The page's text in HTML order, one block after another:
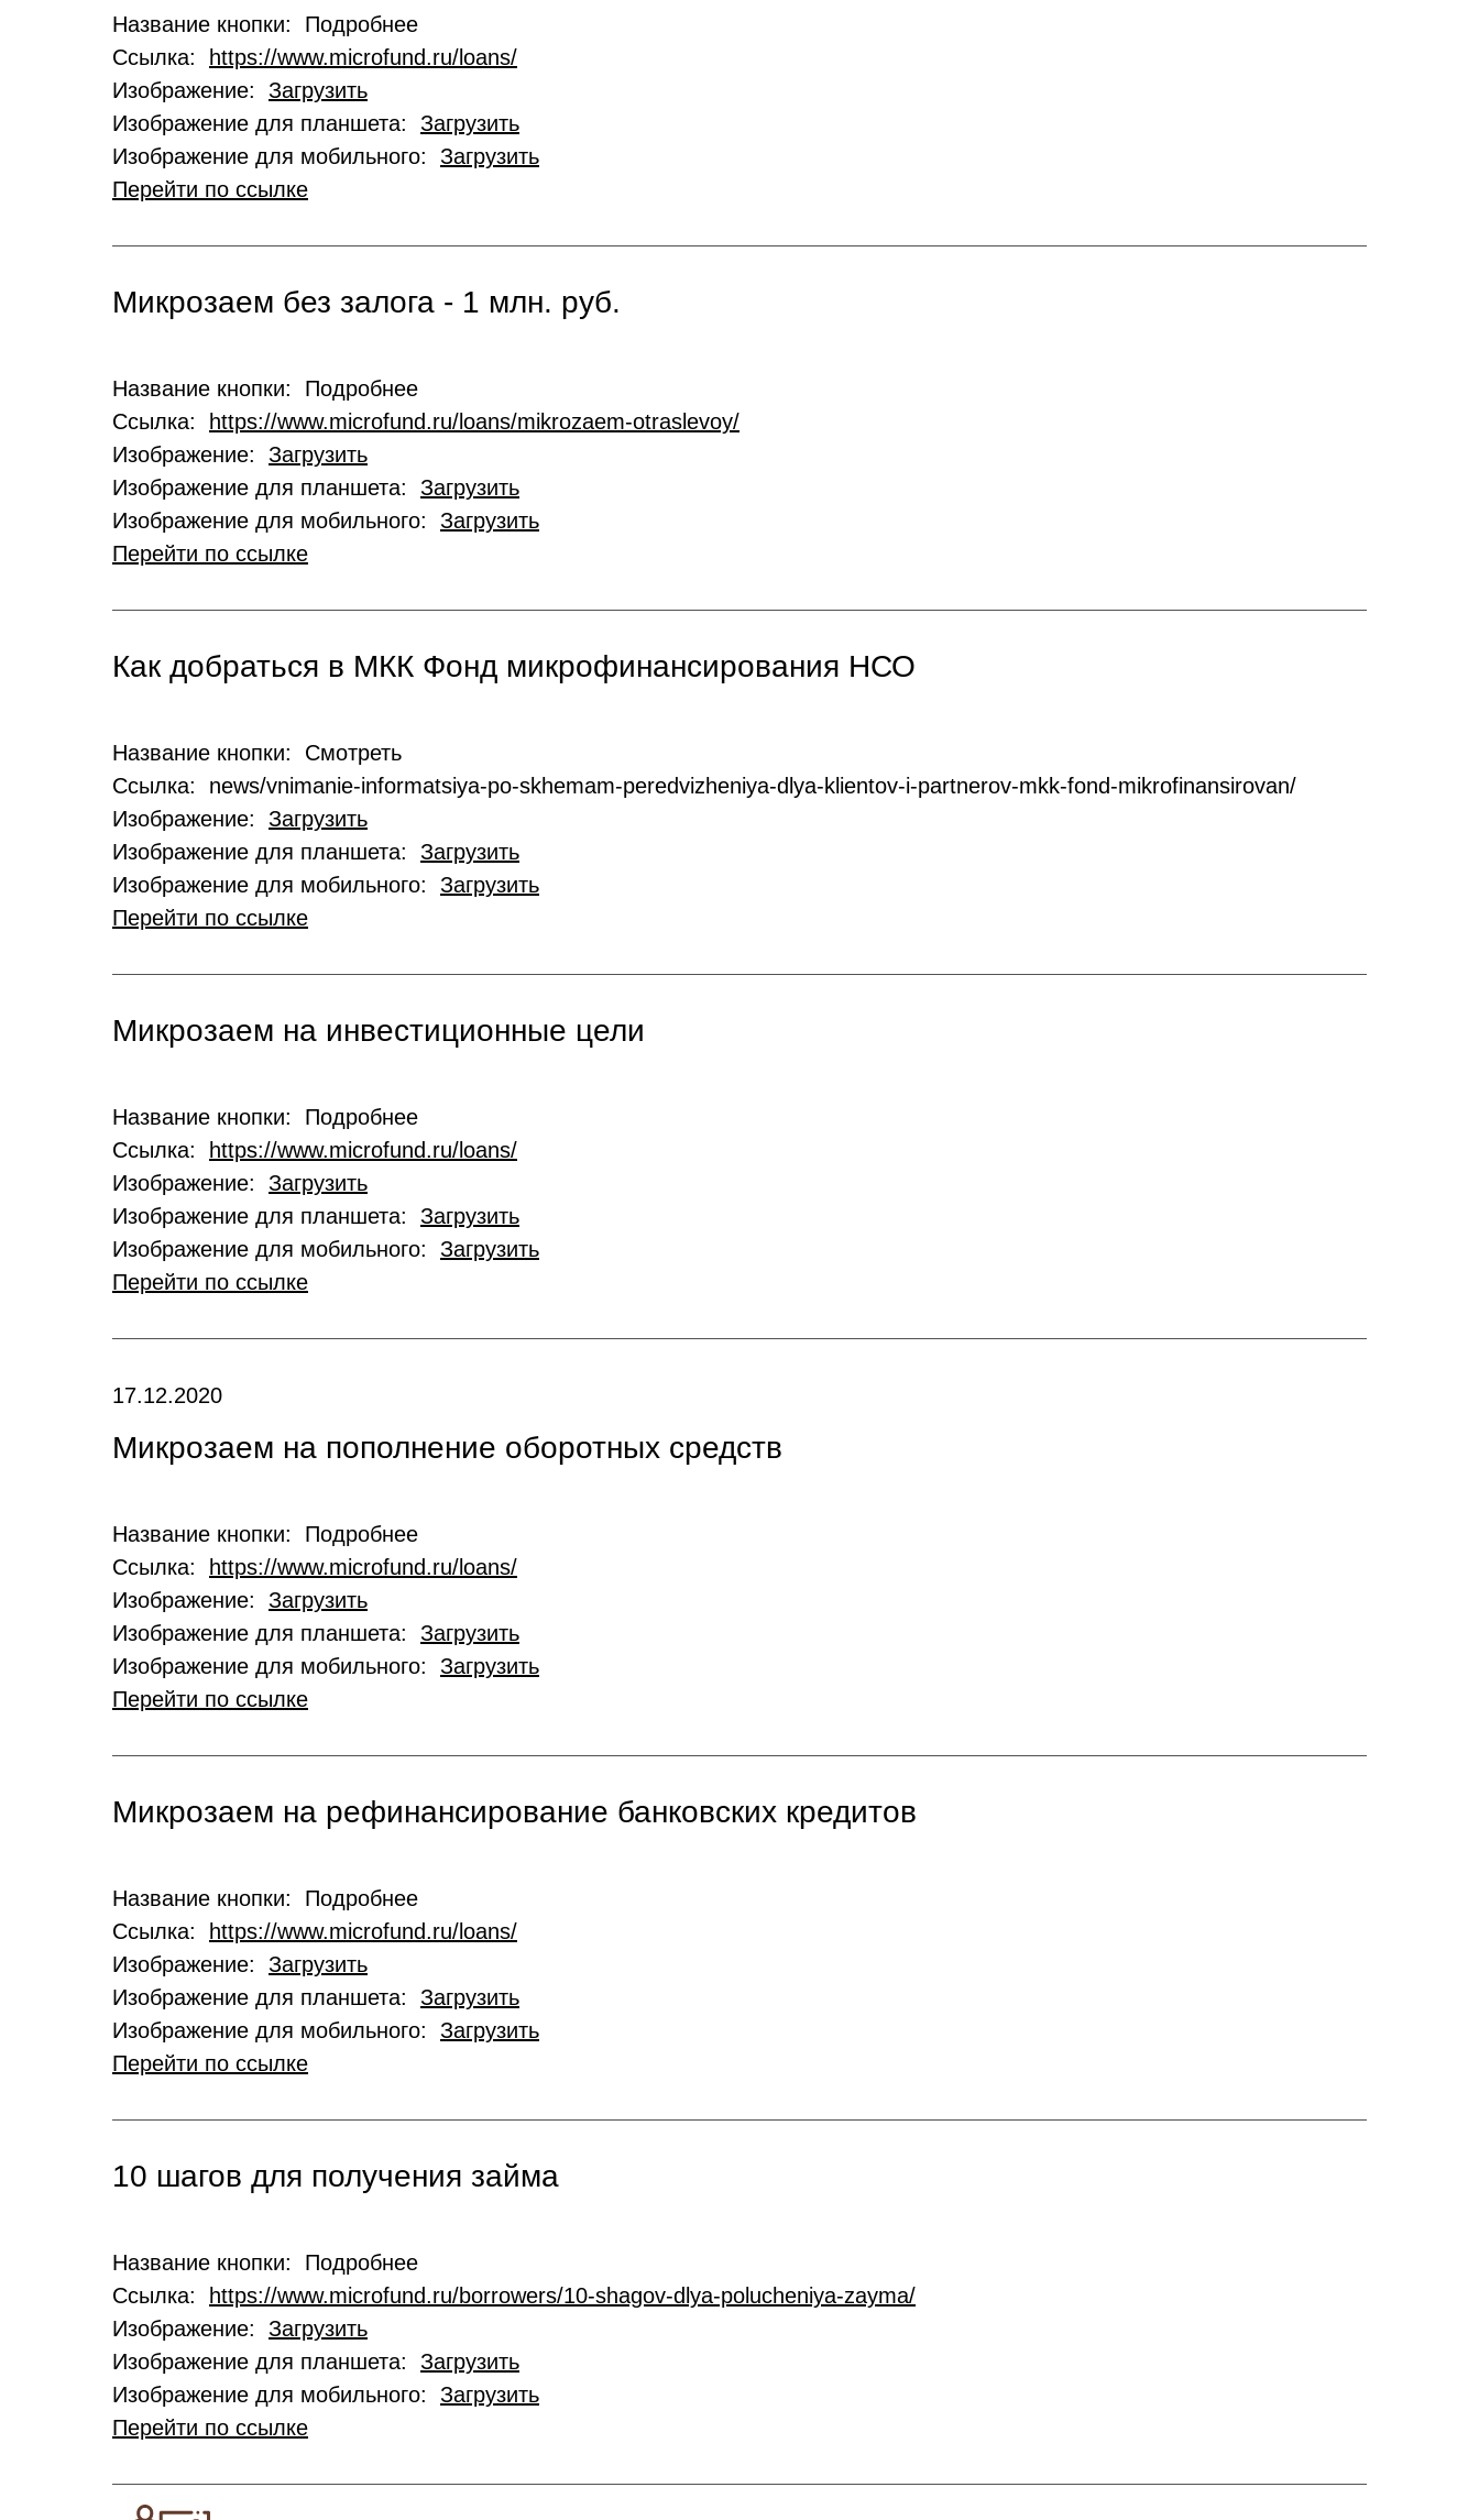
Название кнопки: Подробнее
Ссылка:
https://www.microfund.ru/loans/
Изображение: Загрузить
Изображение для планшета: Загрузить
Изображение для мобильного: Загрузить
Перейти по ссылке
Микрозаем без залога - 1 млн. руб.
Название кнопки: Подробнее
Ссылка:
https://www.microfund.ru/loans/mikrozaem-otraslevoy/
Изображение: Загрузить
Изображение для планшета: Загрузить
Изображение для мобильного: Загрузить
Перейти по ссылке
Как добраться в МКК Фонд микрофинансирования НСО
Название кнопки: Смотреть
Ссылка: news/vnimanie-informatsiya-po-skhemam-peredvizheniya-dlya-klientov-i-partnerov-mkk-fond-mikrofinansirovan/
Изображение: Загрузить
Изображение для планшета: Загрузить
Изображение для мобильного: Загрузить
Перейти по ссылке
Микрозаем на инвестиционные цели
Название кнопки: Подробнее
Ссылка:
https://www.microfund.ru/loans/
Изображение: Загрузить
Изображение для планшета: Загрузить
Изображение для мобильного: Загрузить
Перейти по ссылке
17.12.2020
Микрозаем на пополнение оборотных средств
Название кнопки: Подробнее
Ссылка:
https://www.microfund.ru/loans/
Изображение: Загрузить
Изображение для планшета: Загрузить
Изображение для мобильного: Загрузить
Перейти по ссылке
Микрозаем на рефинансирование банковских кредитов
Название кнопки: Подробнее
Ссылка:
https://www.microfund.ru/loans/
Изображение: Загрузить
Изображение для планшета: Загрузить
Изображение для мобильного: Загрузить
Перейти по ссылке
10 шагов для получения займа
Название кнопки: Подробнее
Ссылка:
https://www.microfund.ru/borrowers/10-shagov-dlya-polucheniya-zayma/
Изображение: Загрузить
Изображение для планшета: Загрузить
Изображение для мобильного: Загрузить
Перейти по ссылке